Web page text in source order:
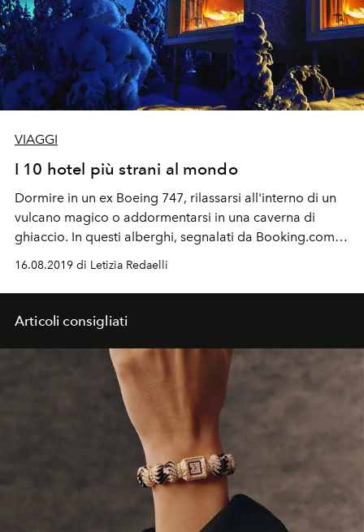
VIAGGI
I 10 hotel più strani al mondo
Dormire in un ex Boeing 747, rilassarsi all'interno di un
vulcano magico o addormentarsi in una caverna di
ghiaccio. In questi alberghi, segnalati da Booking.com,
16.08.2019 di Letizia Redaelli
Articoli consigliati